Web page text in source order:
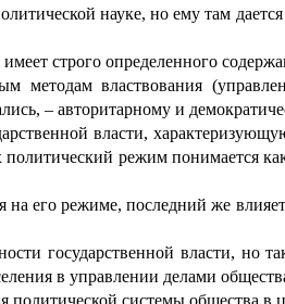
науке, но ему там
строго определенного
властвования
–авторитарному и
власти,
режим понимается
на его режиме, последний же
государственной власти, но
в управлении делами
системы общества в